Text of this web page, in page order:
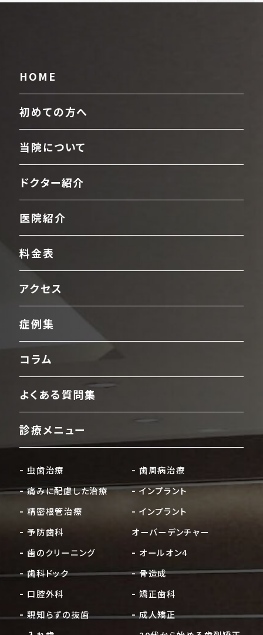
HOME
初めての方へ
当院について
ドクター紹介
医院紹介
料金表
アクセス
症例集
コラム
よくある質問集
診療メニュー
虫歯治療
痛みに配慮した治療
精密根管治療
予防歯科
歯のクリーニング
歯科ドック
口腔外科
親知らずの抜歯
歯周病治療
インプラント
インプラント
オーバーデンチャー
オールオン4
骨造成
矯正歯科
成人矯正